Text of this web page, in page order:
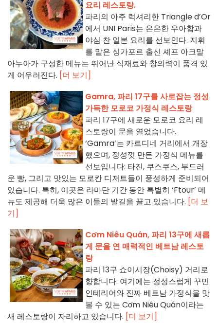
요리 레스토랑.
파리의 아주 럭셔리한 Triangle d’Or
에서 UNI Paris는 은은한 우아함과
야심 찬 일본 요리를 선보인다. 지휘
를 맡은 싱가포르 출신 셰프 아크말
아누아가 구성한 메뉴는 뛰어난 식재료와 창의력이 품격 있
게 어우러진다. [더 보기]
Gamra, 파리 17구를 사로잡는 정성
가득한 모로코 가정식 레스토랑
파리 17구에 새로운 모로코 요리 레
스토랑이 문을 열었습니다.
‘Gamra’는 카르디네 거리에서 개장
했으며, 정성껏 만든 가정식 메뉴를
선보입니다: 타진, 쿠스쿠스, 부드러
운 빵, 그리고 맛있는 모로칸 디저트들이 풍성하게 준비되어
있습니다. 특히, 이곳은 라마단 기간 동안 특별히 ‘Ftour’ 메
뉴도 제공해 더욱 많은 이들의 발길을 끌고 있습니다. [더 보
기]
Cơm Niêu Quán, 파리 13구에 새롭
게 문을 연 매력적인 베트남 레스토
랑
파리 13구 쇼이시장(Choisy) 거리로
향합니다. 여기에는 정성스럽게 꾸민
인테리어와 진짜 베트남 가정식을 맛
볼 수 있는 Cơm Niêu Quán이라는
새 레스토랑이 자리하고 있습니다. [더 보기]